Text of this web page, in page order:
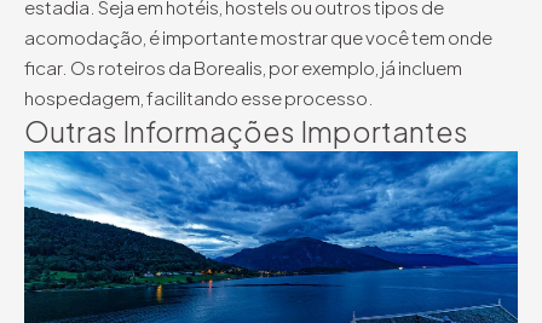
estadia. Seja em hotéis, hostels ou outros tipos de
acomodação, é importante mostrar que você tem onde
ficar. Os roteiros da Borealis, por exemplo, já incluem
hospedagem, facilitando esse processo.
Outras Informações Importantes